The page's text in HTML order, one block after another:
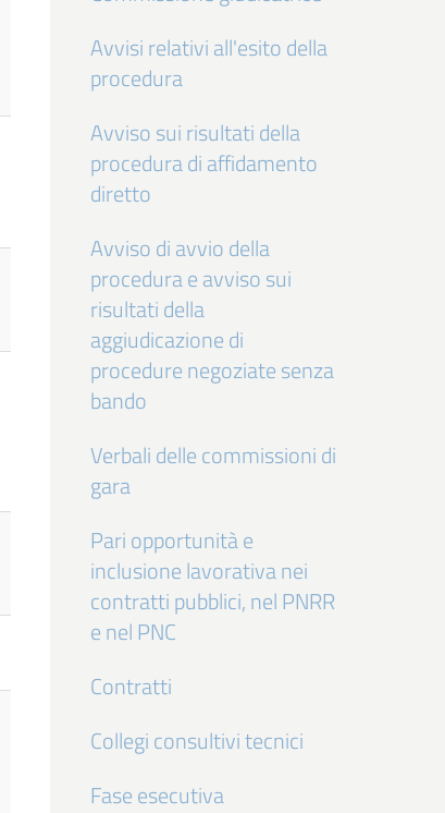
Avvisi relativi all'esito della
procedura
Avviso sui risultati della
procedura di affidamento
diretto
Avviso di avvio della
procedura e avviso sui
risultati della
aggiudicazione di
procedure negoziate senza
bando
Verbali delle commissioni di
gara
Pari opportunità e
inclusione lavorativa nei
contratti pubblici, nel PNRR
e nel PNC
Contratti
Collegi consultivi tecnici
Fase esecutiva